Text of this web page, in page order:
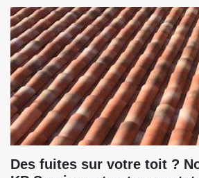
Des fuites sur votre toit ?